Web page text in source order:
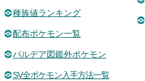
種族値ランキング
配布ポケモン一覧
パルデア図鑑外ポケモン
SV全ポケモン入手方法一覧